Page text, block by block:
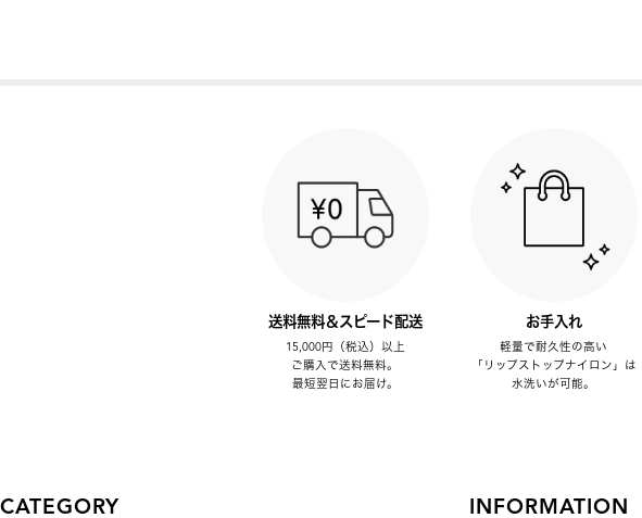
送料無料＆スピード配送
15,000円（税込）以上
ご購入で送料無料。
最短翌日にお届け。
お手入れ
軽量で耐久性の高い
「リップストップナイロン」は
水洗いが可能。
CATEGORY INFORMATION